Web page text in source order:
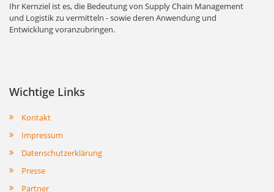
Ihr Kernziel ist es, die Bedeutung von Supply Chain Management
und Logistik zu vermitteln - sowie deren Anwendung und
Entwicklung voranzubringen.
Wichtige Links
Kontakt
Impressum
Datenschutzerklärung
Presse
Partner